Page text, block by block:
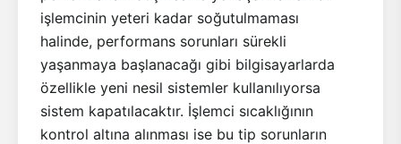
işlemcinin yeteri kadar soğutulmaması
halinde, performans sorunları sürekli
yaşanmaya başlanacağı gibi bilgisayarlarda
özellikle yeni nesil sistemler kullanılıyorsa
sistem kapatılacaktır. İşlemci sıcaklığının
kontrol altına alınması ise bu tip sorunların